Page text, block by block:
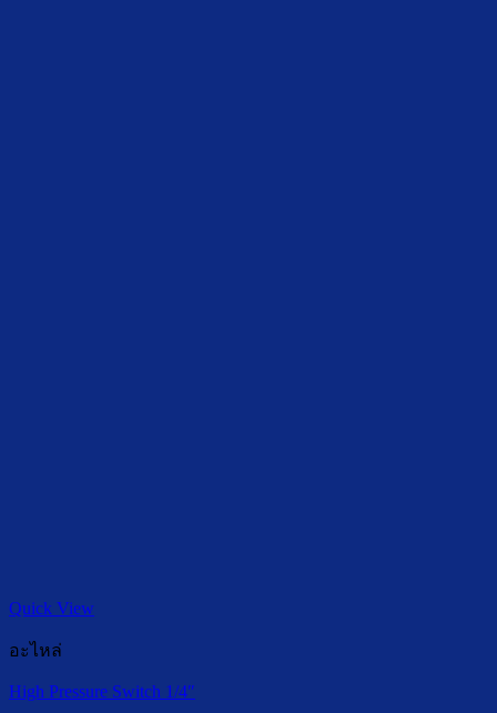
Quick View
อะไหล่
High Pressure Switch 1/4″